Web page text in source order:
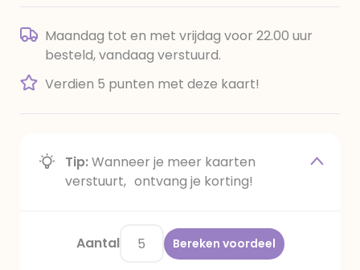
Maandag tot en met vrijdag voor 22.00 uur
besteld, vandaag verstuurd.
Verdien 5 punten met deze kaart!
Tip:Wanneer je meer kaarten
verstuurt, ontvang je korting!
Aantal Bereken voordeel